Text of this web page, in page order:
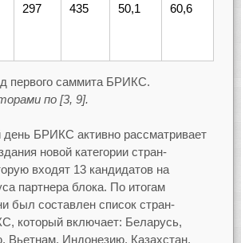
297 435 50,1 60,6
первого саммита БРИКС.
по [3, 9].
день БРИКС активно рассматривает
новой категории стран-
входят 13 кандидатов на
партнера блока. По итогам
был составлен список стран-
который включает: Беларусь,
Вьетнам, Индонезию, Казахстан,